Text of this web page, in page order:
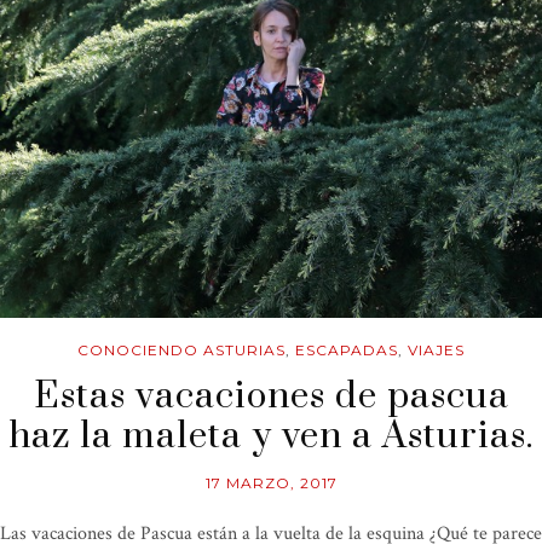
CONOCIENDO ASTURIAS, ESCAPADAS, VIAJES
Estas vacaciones de pascua
haz la maleta y ven a Asturias.
17 MARZO, 2017
Las vacaciones de Pascua están a la vuelta de la esquina ¿Qué te parece